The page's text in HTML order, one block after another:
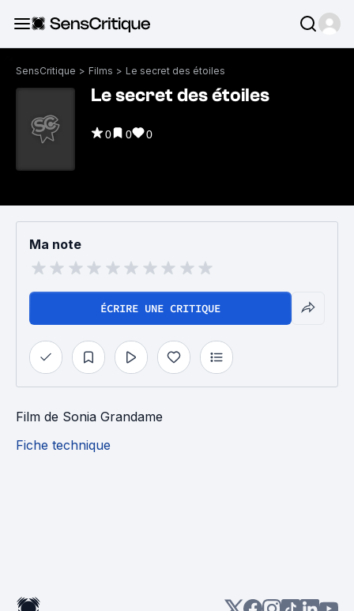
SensCritique > Films > Le secret des étoiles
Le secret des étoiles
0 0 0
Ma note
ÉCRIRE UNE CRITIQUE
Film de Sonia Grandame
Fiche technique